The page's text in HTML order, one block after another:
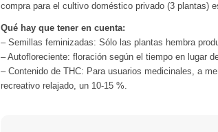
compra para el cultivo doméstico privado (3 plantas)
Qué hay que tener en cuenta:
– Semillas feminizadas: Sólo las plantas hembra
– Autofloreciente: floración según el tiempo en lugar
– Contenido de THC: Para usuarios medicinales, a
recreativo relajado, un 10-15 %.